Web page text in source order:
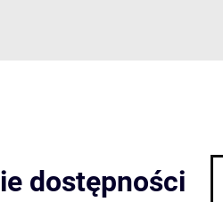
dostępności